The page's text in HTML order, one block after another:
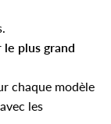
le plus grand
chaque modèle
les